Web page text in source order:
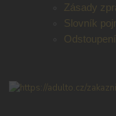
Zásady
Slovník